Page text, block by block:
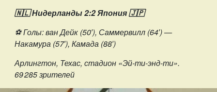
🇳🇱 Нидерланды 2:2 Япония 🇯🇵
⚽️ Голы: ван Дейк (50′), Саммервилл (64′) —
Накамура (57′), Камада (88′)
Арлингтон, Техас, стадион «Эй-ти-энд-ти».
69 285 зрителей